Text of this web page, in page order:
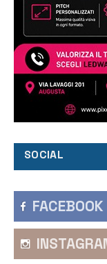
SOCIAL
FACEBOOK